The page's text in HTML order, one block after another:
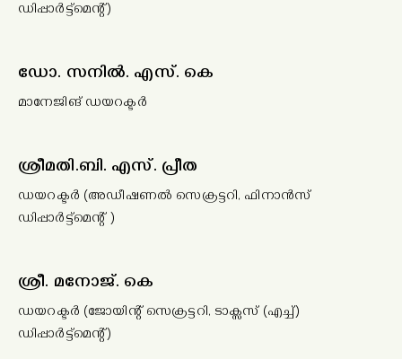
ഡിപ്പാർട്ട്മെന്റ്)
ഡോ. സനിൽ. എസ്. കെ
മാനേജിങ് ഡയറക്ടർ
ശ്രീമതി.ബി. എസ്. പ്രീത
ഡയറക്ടർ (അഡീഷണൽ സെക്രട്ടറി, ഫിനാൻസ്
ഡിപ്പാർട്ട്മെന്റ് )
ശ്രീ. മനോജ്. കെ
ഡയറക്ടർ (ജോയിന്റ് സെക്രട്ടറി, ടാക്സസ് (എച്ച്)
ഡിപ്പാർട്ട്മെന്റ്)